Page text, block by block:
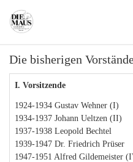
main
Die bisherigen
I. Vorsitzende
1924-1934 Gustav Wehner (I)
1934-1937 Johann Ueltzen (II)
1937-1938 Leopold Bechtel
1939-1947 Dr. Friedrich Prüser
1947-1951 Alfred Gildemeister